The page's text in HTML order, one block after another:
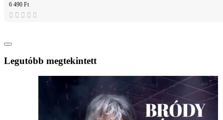
6 490 Ft
Legutóbb megtekintett